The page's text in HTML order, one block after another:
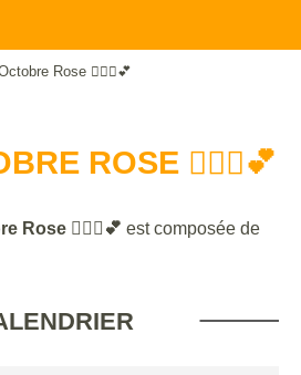
Rose 🧘🏼‍♀️💕
ROSE 🧘🏼‍♀️💕
Rose 🧘🏼‍♀️💕 est composée de